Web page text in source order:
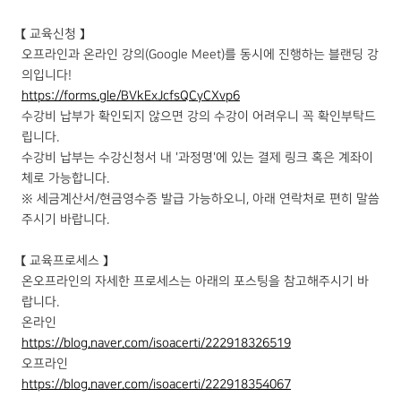
【 교육신청 】
오프라인과 온라인 강의(Google Meet)를 동시에 진행하는 블랜딩 강
의입니다!
https://forms.gle/BVkExJcfsQCyCXvp6
수강비 납부가 확인되지 않으면 강의 수강이 어려우니 꼭 확인부탁드
립니다.
수강비 납부는 수강신청서 내 '과정명'에 있는 결제 링크 혹은 계좌이
체로 가능합니다.
※ 세금계산서/현금영수증 발급 가능하오니, 아래 연락처로 편히 말씀
주시기 바랍니다.
【 교육프로세스 】
온오프라인의 자세한 프로세스는 아래의 포스팅을 참고해주시기 바
랍니다.
온라인
https://blog.naver.com/isoacerti/222918326519
오프라인
https://blog.naver.com/isoacerti/222918354067